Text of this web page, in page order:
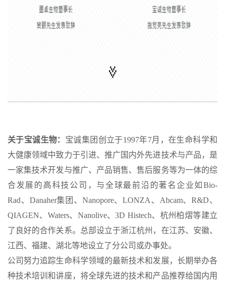
关于宝诚生物： 宝诚集团创立于1997年7月，在生命科学和
大健康领域中致力于引进、推广国内外先进技术与产品，是
一家集技术开发与推广、产品销售、售后服务等为一体的综
合发展的高科技公司，与全球最前沿的著名企业如Bio-
Rad、 Danaher集团、Nanopore、LONZA、Abcam、R&D、
QIAGEN、Waters、Nanolive、3D Histech、杭州柏熠等建立
了良好的合作关系。总部设立于浙江杭州，在江苏、安徽、
江西、福建、湖北等地设立了分公司或办事处。
公司努力追踪生命科学领域的最新技术和发展，长期举办各
种技术培训和讲座，将全球先进的技术和产品推荐给国内用